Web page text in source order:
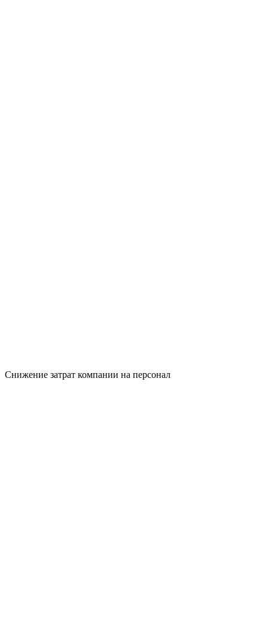
Снижение затрат компании на персонал